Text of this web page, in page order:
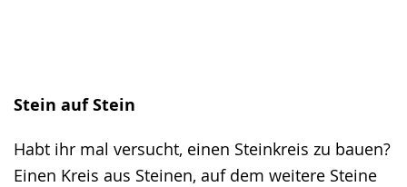
Stein auf Stein
Habt ihr mal versucht, einen Steinkreis zu bauen?
Einen Kreis aus Steinen, auf dem weitere Steine